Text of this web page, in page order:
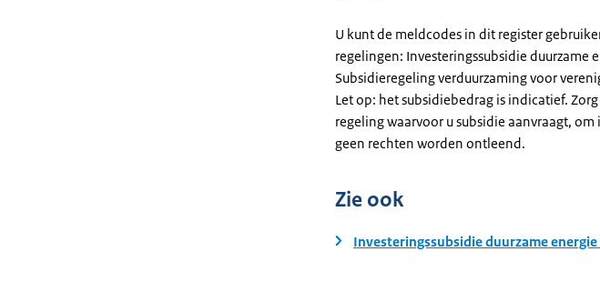
U kunt de meldcodes in dit register
regelingen: Investeringssubsidie duurzame
Subsidieregeling verduurzaming voor
Let op: het subsidiebedrag is indicatief.
regeling waarvoor u subsidie aanvraagt,
geen rechten worden ontleend.
Zie ook
Investeringssubsidie duurzame energie